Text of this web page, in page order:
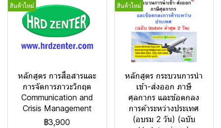
สินค้าใหม่
หลักสูตร การสื่อสารและ
การจัดการภาวะวิกฤต
Communication and
Crisis Management
฿3,900
สินค้าใหม่
หลักสูตร กระบวนการนำ
เข้า-ส่งออก ภาษี
ศุลกากร และข้อตกลง
การค้าระหว่างประเทศ
(อบรม 2 วัน) (ฉบับ